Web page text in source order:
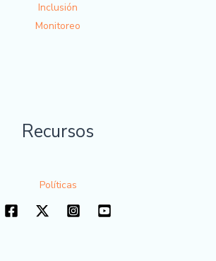
Inclusión
Monitoreo
Recursos
Políticas